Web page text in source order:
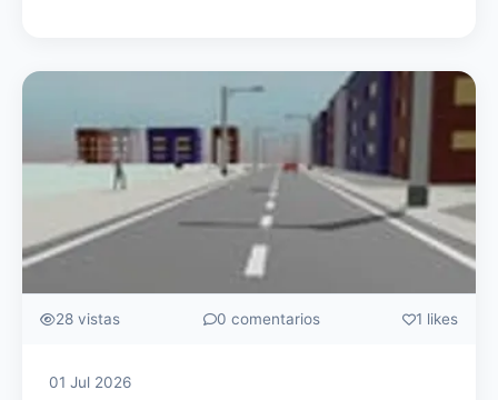
28 vistas 0 comentarios 1 likes
01 Jul 2026